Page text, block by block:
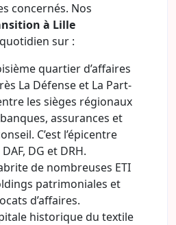
concernés. Nos
à Lille
sur :
quartier d’affaires
La Défense et La Part-
les sièges régionaux
assurances et
C’est l’épicentre
DG et DRH.
de nombreuses ETI
patrimoniales et
d’affaires.
historique du textile